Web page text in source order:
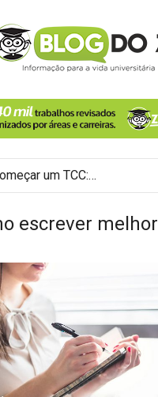
Como começar um TCC: 7 passos para introduzir o tema do trabalho
escrever melhor